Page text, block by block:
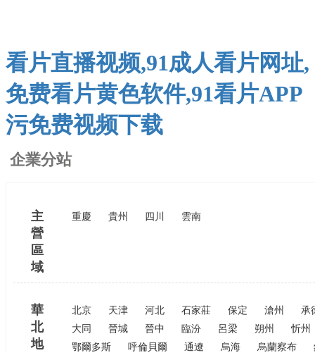
看片直播视频,91成人看片网址,
免费看片黄色软件,91看片APP
污免费视频下载
企業分站
主
營
區
域
重慶 貴州 四川 雲南
華
北
地
北京 天津 河北 石家莊 保定 滄州
承
大同
晉城 晉中 臨汾 呂梁 朔州
忻州
鄂爾多斯
呼倫貝爾 通遼 烏海 烏蘭察布